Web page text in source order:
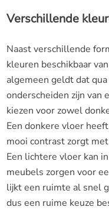
Verschillende
Naast verschillende
kleuren beschikbaar
algemeen geldt dat
onderscheiden zijn van
kiezen voor zowel
Een donkere vloer
mooi contrast zorgt
Een lichtere vloer kan
meubels zorgen voor
lijkt een ruimte al snel
dus een ruime keuze